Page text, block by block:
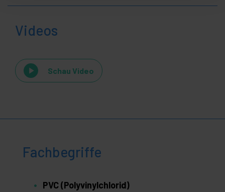
Videos
Schau Video
Fachbegriffe
PVC (Polyvinylchlorid)